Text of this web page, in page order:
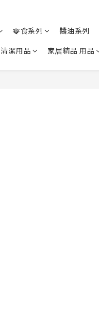
零食系列 醬油系列
清潔用品 家居精品 用品